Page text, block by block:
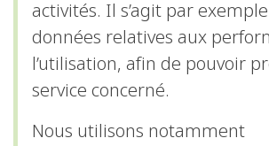
activités. Il s’agit par
données relatives aux
l’utilisation, afin de pouvoir
service concerné.
Nous utilisons notamment